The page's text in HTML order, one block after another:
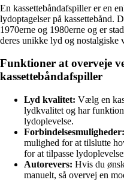
En kassettebåndafspiller er en
lydoptagelser på kassettebånd.
1970erne og 1980erne og er
deres unikke lyd og nostalgiske
Funktioner at overveje
kassettebåndafspiller
Lyd kvalitet: Vælg en
lydkvalitet og har
lydoplevelse.
Forbindelsesmuligheder:
mulighed for at tilslutte
for at tilpasse
Autorevers: Hvis du
manuelt, så overvej en